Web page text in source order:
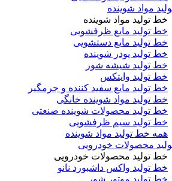
مواد شوینده
خط تولید مواد شوینده
خط تولید مایع ظرفشویی
خط تولید مایع دستشویی
خط تولید پودر شوینده
خط تولید شیشه شور
خط تولید وایتکس
خط تولید مایع سفید کننده و جرمگیر
خط تولید مواد شوینده خانگی
خط تولید محصولات شوینده صنعتی
خط تولید سیم ظرفشویی
همه خط تولید مواد شوینده
محصولات خودرویی
خط تولید محصولات خودرویی
خط تولید واکس داشبورد نانو
خط تولید موتور شور